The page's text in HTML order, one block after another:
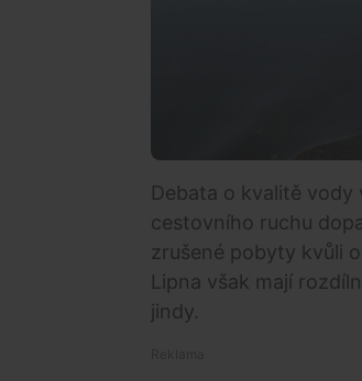
Debata o kvalitě vody
cestovního ruchu
zrušené pobyty kvůli
Lipna však mají
jindy.